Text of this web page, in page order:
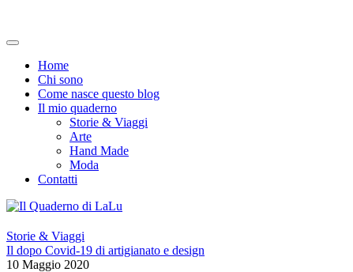
Home
Chi sono
Come nasce questo blog
Il mio quaderno
Storie & Viaggi
Arte
Hand Made
Moda
Contatti
Storie & Viaggi
Il dopo Covid-19 di artigianato e design
10 Maggio 2020